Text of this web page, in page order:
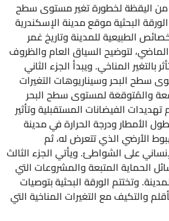
من اليقظة لخطورة تغير مستوى سطح
البحثية موقع مدينة الإسكندرية
الطبيعية للمدينة وتاريخ غمر
لتوضيح السياق العام والظروف
بالتغير المناخي. ويبدأ الجزء الثاني
سطح البحر وسيناريوهات التغيرات
والمُتوقعَة لمستوى سطح البحر
الفيضانات المستقبلية وتأثير
الأمطار ودرجة الحرارة في مدينة
الأرضي الذي تتعرض له، ثم
على الشواطئ. ويأتي الجزء الثالث
الحماية المتبعة والمشروعات التي
وتختتم الورقة البحثية بتوصيات
والتكيف مع التغيرات المناخية التي